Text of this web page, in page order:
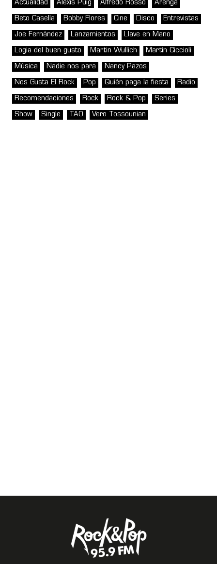
Actualidad Alexis Puig Alfredo Rosso Arenga
Beto Casella Bobby Flores Cine Disco Entrevistas
Joe Fernández Lanzamientos Llave en Mano
Logia del buen gusto Martin Wullich Martín Ciccioli
Música Nadie nos para Nancy Pazos
Nos Gusta El Rock Pop Quién paga la fiesta Radio
Recomendaciones Rock Rock & Pop Series
Show Single TAO Vero Tossounian